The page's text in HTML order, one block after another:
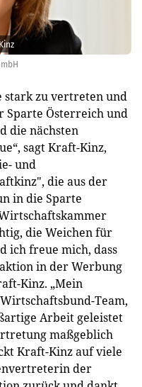
stark zu vertreten und
Sparte Österreich und
die nächsten
sagt Kraft-Kinz,
und
die aus der
in die Sparte
die Weichen für
ich freue mich, dass
in der Werbung
Kinz. „Mein
Team,
Arbeit geleistet
maßgeblich
Kraft-Kinz auf viele
der